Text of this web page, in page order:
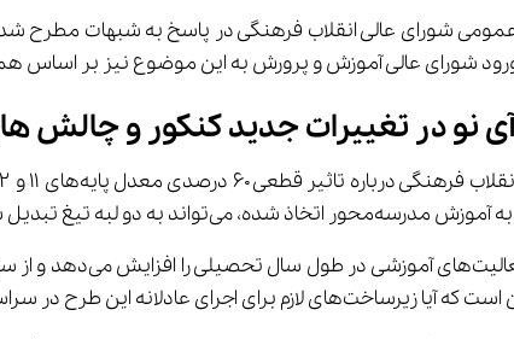
شورای عالی انقلاب فرهنگی در پاسخ به شبهات مطرح
ورود شورای عالی آموزش و پرورش به این موضوع نیز بر
رو
می‌تواند به دو لبه تیغ تبدیل شود.
از یک سو،
عادلانه این طرح در سراسر کشور فراهم شده است؟